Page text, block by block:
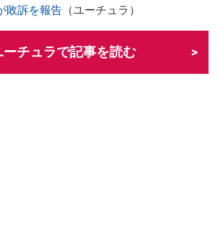
敗訴を報告 （ユーチュラ）
ーチュラで記事を読む